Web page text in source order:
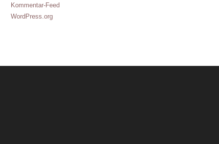
Kommentar-Feed
WordPress.org